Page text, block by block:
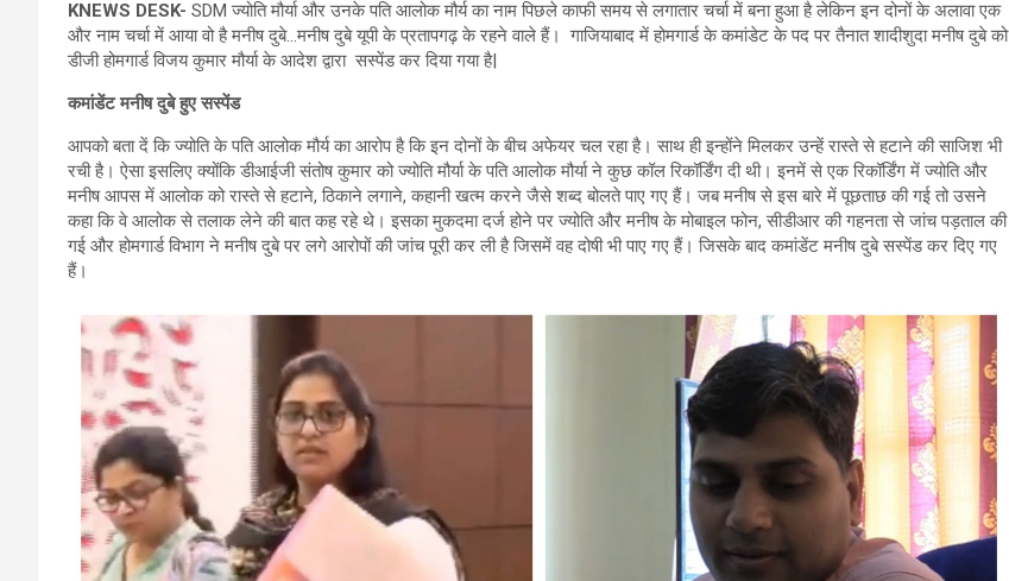
KNEWS DESK- SDM ज्योति मौर्या और उनके पति आलोक मौर्य का नाम पिछले काफी समय से लगातार चर्चा में बना हुआ है लेकिन इन दोनों के अलावा एक
और नाम चर्चा में आया वो है मनीष दुबे…मनीष दुबे यूपी के प्रतापगढ़ के रहने वाले हैं। गाजियाबाद में होमगार्ड के कमांडेट के पद पर तैनात शादीशुदा मनीष दुबे को
डीजी होमगार्ड विजय कुमार मौर्या के आदेश द्वारा सस्पेंड कर दिया गया है|
कमांडेंट मनीष दुबे हुए सस्पेंड
आपको बता दें कि ज्‍योति के पति आलोक मौर्य का आरोप है कि इन दोनों के बीच अफेयर चल रहा है। साथ ही इन्‍होंने मिलकर उन्‍हें रास्‍ते से हटाने की साजिश भी
रची है। ऐसा इसलिए क्योंकि डीआईजी संतोष कुमार को ज्योति मौर्या के पति आलोक मौर्या ने कुछ कॉल रिकॉर्डिंग दी थी। इनमें से एक रिकॉर्डिंग में ज्योति और
मनीष आपस में आलोक को रास्ते से हटाने, ठिकाने लगाने, कहानी खत्म करने जैसे शब्द बोलते पाए गए हैं। जब मनीष से इस बारे में पूछताछ की गई तो उसने
कहा कि वे आलोक से तलाक लेने की बात कह रहे थे। इसका मुकदमा दर्ज होने पर ज्योति और मनीष के मोबाइल फोन, सीडीआर की गहनता से जांच पड़ताल की
गई और होमगार्ड विभाग ने मनीष दुबे पर लगे आरोपों की जांच पूरी कर ली है जिसमें वह दोषी भी पाए गए हैं। जिसके बाद कमांडेंट मनीष दुबे सस्पेंड कर दिए गए
हैं।